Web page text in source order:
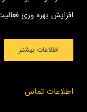
افزایش بهره وری
اطلاعات بیشتر
اطلاعات تماس